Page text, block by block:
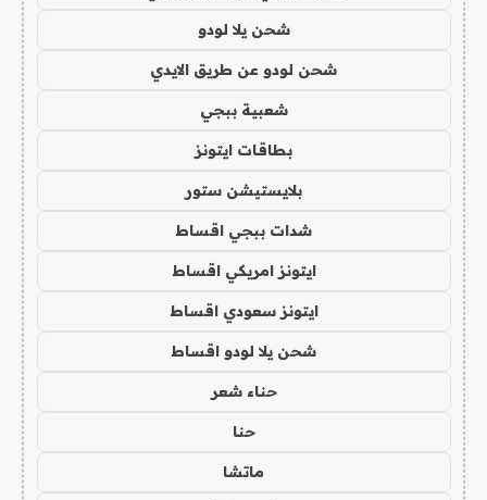
شحن يلا لودو
شحن لودو عن طريق الايدي
شعبية ببجي
بطاقات ايتونز
بلايستيشن ستور
شدات ببجي اقساط
ايتونز امريكي اقساط
ايتونز سعودي اقساط
شحن يلا لودو اقساط
حناء شعر
حنا
ماتشا